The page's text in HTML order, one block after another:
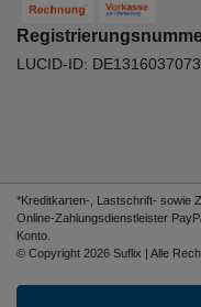
LUCID-ID:
*Kreditkarten-, Lastschrift- sowie
Online-Zahlungsdienstleister
Konto.
© Copyright 2026 Suflix | Alle